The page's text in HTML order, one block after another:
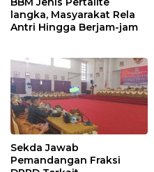
langka, Masyarakat Rela
Antri Hingga Berjam-jam
Sekda Jawab
Pemandangan Fraksi